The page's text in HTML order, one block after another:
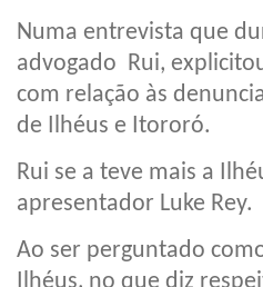
Numa entrevista que
advogado Rui,
com relação às
de Ilhéus e Itororó.
Rui se a teve mais a
apresentador Luke Rey.
Ao ser perguntado
Ilhéus, no que diz